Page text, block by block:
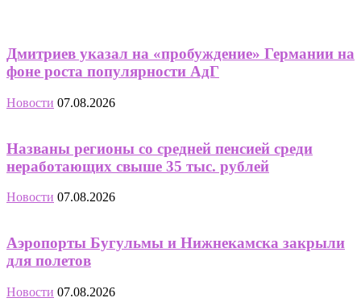
Дмитриев указал на «пробуждение» Германии на
фоне роста популярности АдГ
Новости 07.08.2026
Названы регионы со средней пенсией среди
неработающих свыше 35 тыс. рублей
Новости 07.08.2026
Аэропорты Бугульмы и Нижнекамска закрыли
для полетов
Новости 07.08.2026